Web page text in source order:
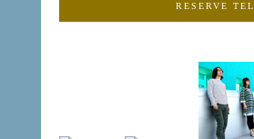
RESERVE TEL